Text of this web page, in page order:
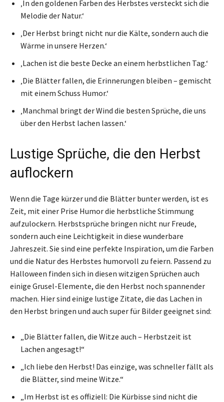
‚In den goldenen Farben des Herbstes versteckt sich die
Melodie der Natur.‘
‚Der Herbst bringt nicht nur die Kälte, sondern auch die
Wärme in unsere Herzen.‘
‚Lachen ist die beste Decke an einem herbstlichen Tag.‘
‚Die Blätter fallen, die Erinnerungen bleiben – gemischt
mit einem Schuss Humor.‘
‚Manchmal bringt der Wind die besten Sprüche, die uns
über den Herbst lachen lassen.‘
Lustige Sprüche, die den Herbst
auflockern
Wenn die Tage kürzer und die Blätter bunter werden, ist es
Zeit, mit einer Prise Humor die herbstliche Stimmung
aufzulockern. Herbstsprüche bringen nicht nur Freude,
sondern auch eine Leichtigkeit in diese wunderbare
Jahreszeit. Sie sind eine perfekte Inspiration, um die Farben
und die Natur des Herbstes humorvoll zu feiern. Passend zu
Halloween finden sich in diesen witzigen Sprüchen auch
einige Grusel-Elemente, die den Herbst noch spannender
machen. Hier sind einige lustige Zitate, die das Lachen in
den Herbst bringen und auch super für Bilder geeignet sind:
„Die Blätter fallen, die Witze auch – Herbstzeit ist
Lachen angesagt!“
„Ich liebe den Herbst! Das einzige, was schneller fällt als
die Blätter, sind meine Witze.“
„Im Herbst ist es offiziell: Die Kürbisse sind nicht die